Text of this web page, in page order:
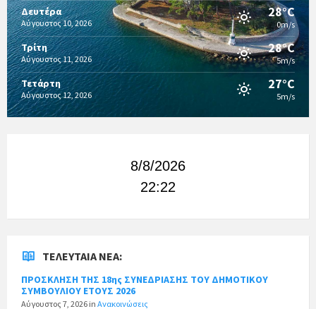
Δευτέρα
Αύγουστος 10, 2026
28°C
0m/s
Τρίτη
Αύγουστος 11, 2026
28°C
5m/s
Τετάρτη
Αύγουστος 12, 2026
27°C
5m/s
8/8/2026
22:22
ΤΕΛΕΥΤΑΊΑ ΝΈΑ:
ΠΡΟΣΚΛΗΣΗ ΤΗΣ 18ης ΣΥΝΕΔΡΙΑΣΗΣ ΤΟΥ ΔΗΜΟΤΙΚΟΥ
ΣΥΜΒΟΥΛΙΟΥ ΕΤΟΥΣ 2026
Αύγουστος 7, 2026 in Ανακοινώσεις